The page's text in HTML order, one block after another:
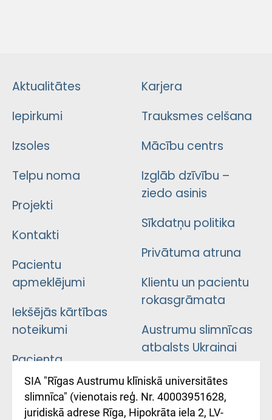
Aktualitātes
Iepirkumi
Izsoles
Telpu noma
Projekti
Kontakti
Pacientu
apmeklējumi
Iekšējās kārtības
noteikumi
Pacienta
atsauksmju/sūdzību
iesniegšanas
kārtība
Karjera
Trauksmes celšana
Mācību centrs
Izglāb dzīvību –
ziedo asinis
Sīkdatņu politika
Privātuma atruna
Klientu un pacientu
rokasgrāmata
Austrumu slimnīcas
atbalsts Ukrainai
Підтримка Східної
лікарні та співпраця з
Україною
SIA "Rīgas Austrumu klīniskā universitātes
slimnīca" (vienotais reģ. Nr. 40003951628,
juridiskā adrese Rīga, Hipokrāta iela 2, LV-